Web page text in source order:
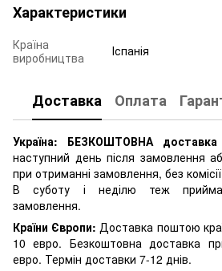
Характеристики
Країна
виробництва
Іспанія
Доставка Оплата
Україна: БЕЗКОШТОВНА доставка
наступний день після замовлення
при отриманні замовлення, без
В суботу і неділю теж
замовлення.
Країни Європи: Доставка поштою
10 евро. Безкоштовна доставка
евро. Термін доставки 7-12 днів.